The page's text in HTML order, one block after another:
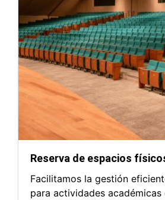
Reserva de espacios
Facilitamos la gestión
para actividades académicas